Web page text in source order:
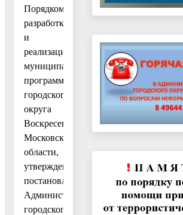
Порядком
разработки
и
реализации
муниципальных
программ
городского
округа
Воскресенск
Московской
области,
утвержденным
постановлением
Администрации
городского